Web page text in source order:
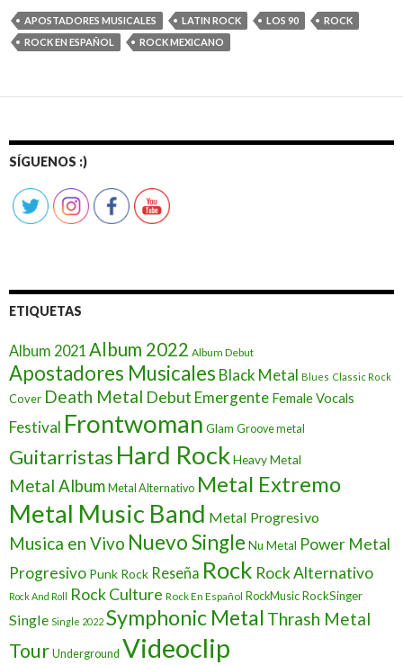
APOSTADORES MUSICALES LATIN ROCK LOS 90
ROCK
ROCK EN ESPAÑOL
ROCK MEXICANO
SÍGUENOS :)
ETIQUETAS
Album 2021 Album 2022 Album Debut
Apostadores Musicales Black Metal Blues Classic Rock
Cover Death Metal Debut Emergente Female Vocals
Festival Frontwoman Glam Groove metal
Guitarristas Hard RockHeavy Metal
Metal Album Metal Alternativo Metal Extremo
Metal Music Band Metal Progresivo
Musica en Vivo Nuevo Single Nu Metal Power Metal
Progresivo Punk Rock Reseña Rock Rock Alternativo
Rock And Roll Rock Culture Rock En Español RockMusic RockSinger
Single Single 2022 Symphonic Metal Thrash Metal
Tour Underground Videoclip